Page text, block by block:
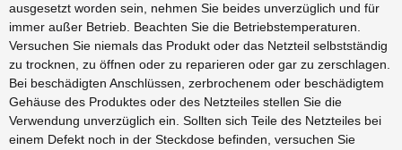
ausgesetzt worden sein, nehmen Sie beides unverzüglich und für
immer außer Betrieb. Beachten Sie die Betriebstemperaturen.
Versuchen Sie niemals das Produkt oder das Netzteil selbstständig
zu trocknen, zu öffnen oder zu reparieren oder gar zu zerschlagen.
Bei beschädigten Anschlüssen, zerbrochenem oder beschädigtem
Gehäuse des Produktes oder des Netzteiles stellen Sie die
Verwendung unverzüglich ein. Sollten sich Teile des Netzteiles bei
einem Defekt noch in der Steckdose befinden, versuchen Sie